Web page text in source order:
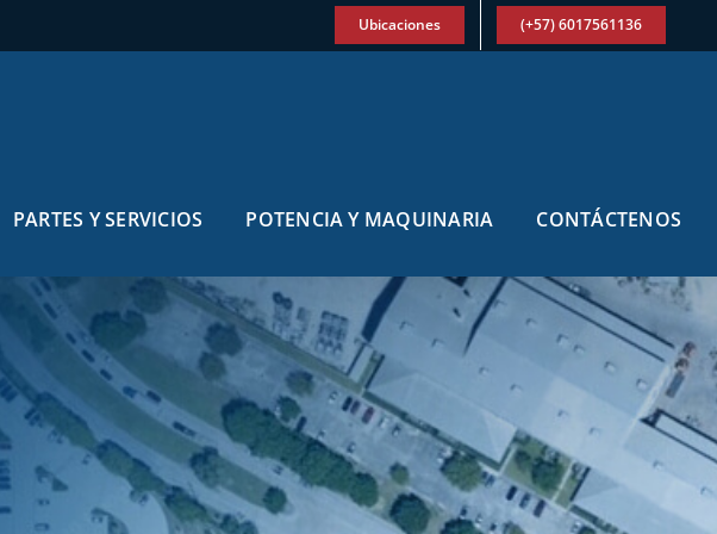
Ubicaciones (+57) 6017561136
PARTES Y SERVICIOS POTENCIA Y MAQUINARIA CONTÁCTENOS